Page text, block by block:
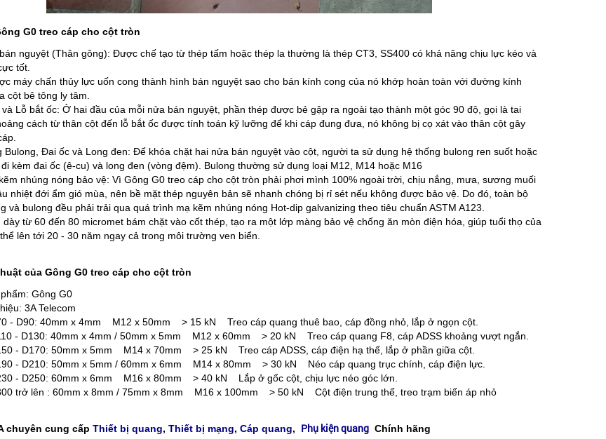
G0 treo cáp cho cột tròn
nguyệt (Thân gông): Được chế tạo từ thép tấm hoặc thép la thường là thép CT3, SS400 có khả năng chịu lực kéo và
tốt.
máy chấn thủy lực uốn cong thành hình bán nguyệt sao cho bán kính cong của nó khớp hoàn toàn với đường kính
cột bê tông ly tâm.
và Lỗ bắt ốc: Ở hai đầu của mỗi nửa bán nguyệt, phần thép được bẻ gập ra ngoài tạo thành một góc 90 độ, gọi là tai
cách từ thân cột đến lỗ bắt ốc được tính toán kỹ lưỡng để khi cáp đung đưa, nó không bị cọ xát vào thân cột gây
Bulong, Đai ốc và Long đen: Để khóa chặt hai nửa bán nguyệt vào cột, người ta sử dụng hệ thống bulong ren suốt hoặc
kèm đai ốc (ê-cu) và long đen (vòng đệm). Bulong thường sử dụng loại M12, M14 hoặc M16
nhúng nóng bảo vệ: Vì Gông G0 treo cáp cho cột tròn phải phơi mình 100% ngoài trời, chịu nắng, mưa, sương muối
nhiệt đới ẩm gió mùa, nên bề mặt thép nguyên bản sẽ nhanh chóng bị rỉ sét nếu không được bảo vệ. Do đó, toàn bộ
và bulong đều phải trải qua quá trình mạ kẽm nhúng nóng Hot-dip galvanizing theo tiêu chuẩn ASTM A123.
dày từ 60 đến 80 micromet bám chặt vào cốt thép, tạo ra một lớp màng bảo vệ chống ăn mòn điện hóa, giúp tuổi thọ của
lên tới 20 - 30 năm ngay cả trong môi trường ven biển.
của Gông G0 treo cáp cho cột tròn
Gông G0
3A Telecom
- D90: 40mm x 4mm M12 x 50mm > 15 kN Treo cáp quang thuê bao, cáp đồng nhỏ, lắp ở ngọn cột.
- D130: 40mm x 4mm / 50mm x 5mm M12 x 60mm > 20 kN Treo cáp quang F8, cáp ADSS khoảng vượt ngắn.
- D170: 50mm x 5mm M14 x 70mm > 25 kN Treo cáp ADSS, cáp điện hạ thế, lắp ở phần giữa cột.
- D210: 50mm x 5mm / 60mm x 6mm M14 x 80mm > 30 kN Néo cáp quang trục chính, cáp điện lực.
- D250: 60mm x 6mm M16 x 80mm > 40 kN Lắp ở gốc cột, chịu lực néo góc lớn.
trở lên : 60mm x 8mm / 75mm x 8mm M16 x 100mm > 50 kN Cột điện trung thế, treo trạm biến áp nhỏ
chuyên cung cấp Thiết bị quang, Thiết bị mạng, Cáp quang, Phụ kiện quang Chính hãng